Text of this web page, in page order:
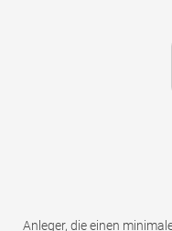
Anleger, die einen